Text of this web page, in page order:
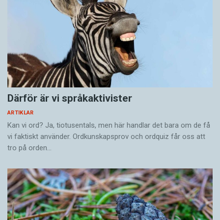
– Tjejen i Molanders lanserade uttrycket
. Alltså bådechillaochrelaxa
jag inte hört förut.
Fakta om Ulf Kvensler
Är:Manusförfattare och regissör.
Familj: Fru och två barn, 9 och 12 år.
3 x Kvensler
Tittar på:Sharp objects på HBO. ”Fantastiskt
Därför är vi språkaktivister
ARTIKLAR
Kan vi ord? Ja, tiotusentals, men här handlar det bara om de få
vi faktiskt använder. Ordkunskapsprov och ordquiz får oss att
tro på orden…